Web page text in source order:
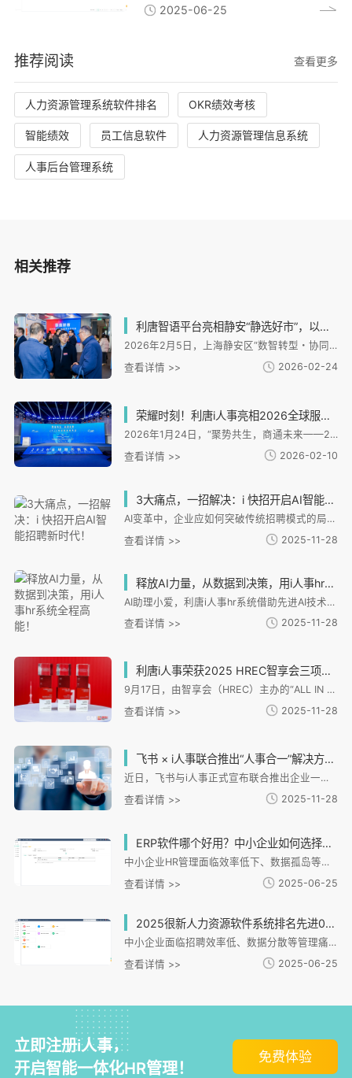
2025-06-25
推荐阅读 查看更多
人力资源管理系统软件排名 OKR绩效考核
智能绩效 员工信息软件 人力资源管理信息系统
人事后台管理系统
相关推荐
利唐智语平台亮相静安“静选好市”，以数据资产化能力赋能人力资源数智转型
2026年2月5日，上海静安区“数智转型・协同创新——人力资源服务业高质量发展新生态活动”迎来焦点：作为活动核心载体的“静选好市”市集正式开市，而首个聚焦企业全域对话数据资产化的协同平台——利唐科技“利唐智语” 的亮相，以其前沿的多模态解析与数据资产化能力，成为现场关注的核心。
查看详情 >>
2026-02-24
荣耀时刻！利唐i人事亮相2026全球服务商大会，获评高质量发展典型案例
2026年1月24日，“聚势共生，商通未来——2026全球服务商大会”在上海市静安区隆重举行。 本次大会由上海市发展和改革委员会与静安区人民政府联合主办，系统展示“全球服务商计划”实施 成效，并首次发布“‘一带一路’出海专业服务能力榜单”。
查看详情 >>
2026-02-10
3大痛点，一招解决：i 快招开启AI智能招聘新时代！
AI变革中，企业应如何突破传统招聘模式的局限，实现高效精准的人才获取？ 这里给大家介绍一款独立招聘AI聚合搜索工具——i快招。它就像招聘界的超级助手，凭借三大核心功能，直击招聘痛点，帮企业实现从“大海捞针”到“精准狙击”的转变。
查看详情 >>
2025-11-28
释放AI力量，从数据到决策，用i人事hr系统全程高能！
AI助理小爱，利唐i人事hr系统借助先进AI技术、大规模预训练模型和云计算能力推出的虚拟数字人
查看详情 >>
2025-11-28
利唐i人事荣获2025 HREC智享会三项大奖，技术实力获行业认可
9月17日，由智享会（HREC）主办的“ALL IN 2025人力资源服务展·上海站”正式揭晓「2025智享会人力资源供应商价值大奖」。i人事凭借领先的产品创新能力与卓越的客户实践价值，荣膺「2025 HCM系统云服务HR臻选供应商」「2025招聘管理系统HR臻选供应商」及「2025薪酬管理与核算系统HR臻选供应商」三项殊荣，进一步彰显其在中国HR SaaS领域的领先实力。
查看详情 >>
2025-11-28
飞书 × i人事联合推出“人事合一”解决方案，助力企业数字化转型
近日，飞书与i人事正式宣布联合推出企业一体化人力资源管理解决方案，标志着企业数字化转型迈入“人事合一、人企一体化”的新阶段。
查看详情 >>
2025-11-28
ERP软件哪个好用？中小企业如何选择适合的HR管理系统？
中小企业HR管理面临效率低下、数据孤岛等痛点，i人事系统提供一体化解决方案。文章从中小企业选型需求切入，分析i人事在招聘、考勤、薪酬、绩效等核心模块的适配能力，特别强调其对连锁、制造等特殊场景的支持。系统通过全流程数字化管理、数据安全防护及移动端协同，有效解决用工分散、合规风险等问题。文章还提供选型评估维度，建议企业关注适配性、模块集成度等关键指标，并通过实际案例展示i人事如何助力企业实现管理升级与数字化转型。
查看详情 >>
2025-06-25
2025很新人力资源软件系统排名先进0，哪款适合中小企业？
中小企业面临招聘效率低、数据分散等管理痛点，急需数字化HR系统。i人事HR管理系统针对连锁零售、制造等提供模块化解决方案，具备招聘、灵活考勤、自动薪酬核算等核心功能，支持多场景适配和低成本部署。其化设计能有效解决中小企业跨区域管理、数据整合等难题，通过轻量化实施和化工具提升管理效率，是企业数字化转型的理想选择。
查看详情 >>
2025-06-25
立即注册i人事，
开启智能一体化HR管理！
免费体验